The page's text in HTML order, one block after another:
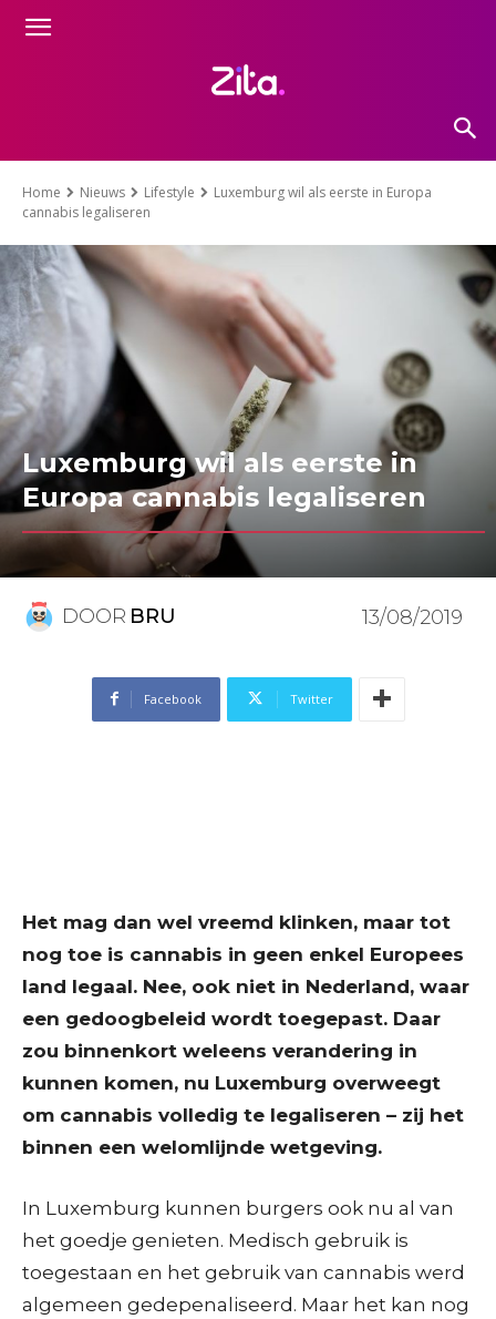
Home Nieuws Lifestyle
Luxemburg wil als eerste in Europa
cannabis legaliseren
Luxemburg wil als eerste in
Europa cannabis legaliseren
DOOR BRU 13/08/2019
Facebook Twitter
Het mag dan wel vreemd klinken, maar tot
nog toe is cannabis in geen enkel Europees
land legaal. Nee, ook niet in Nederland, waar
een gedoogbeleid wordt toegepast. Daar
zou binnenkort weleens verandering in
kunnen komen, nu Luxemburg overweegt
om cannabis volledig te legaliseren – zij het
binnen een welomlijnde wetgeving.
In Luxemburg kunnen burgers ook nu al van
het goedje genieten. Medisch gebruik is
toegestaan en het gebruik van cannabis werd
algemeen gedepenaliseerd. Maar het kan nog